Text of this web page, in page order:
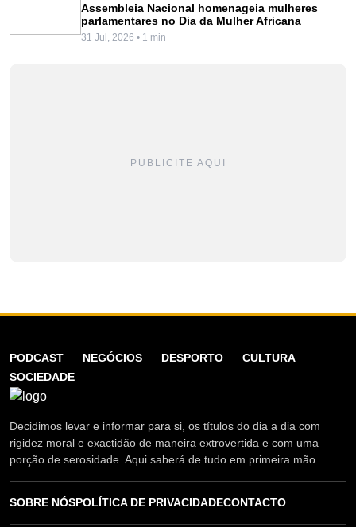
Assembleia Nacional homenageia mulheres
parlamentares no Dia da Mulher Africana
31 Jul, 2026 • 1 min
PUBLICITE AQUI
PODCAST NEGÓCIOS DESPORTO
CULTURA
SOCIEDADE
Decidimos levar e informar para si, os títulos do dia a dia com
rigidez moral e exactidão de maneira extrovertida e com uma
porção de serosidade. Aqui saberá de tudo em primeira mão.
SOBRE NÓSPOLÍTICA DE PRIVACIDADECONTACTO